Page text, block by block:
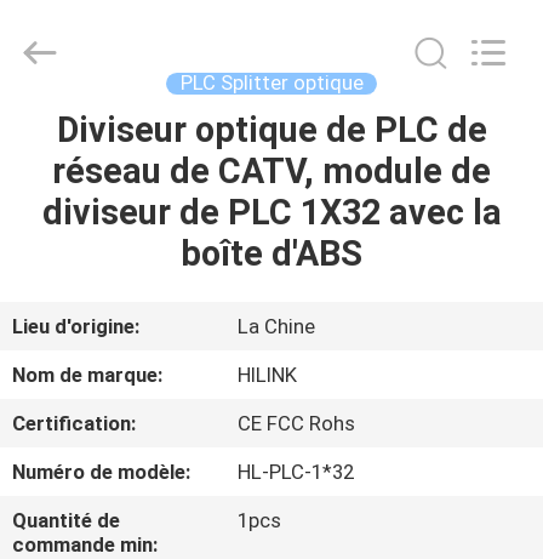
MAISON
À
PROPOS
NOUS
HiLink
Technology
PLC Splitter optique
Diviseur optique de PLC de
réseau de CATV, module de
diviseur de PLC 1X32 avec la
boîte d'ABS
Lieu d'origine:
La Chine
Nom de marque:
HILINK
Certification:
CE FCC Rohs
Numéro de modèle:
HL-PLC-1*32
Quantité de
commande min:
1pcs